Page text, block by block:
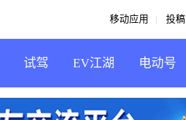
移动应用 投稿
试驾 EV江湖 电动号